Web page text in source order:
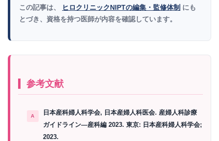
この記事は、 ヒロクリニックNIPTの編集・監修体制 にも
とづき、資格を持つ医師が内容を確認しています。
参考文献
日本産科婦人科学会, 日本産婦人科医会. 産婦人科診療
ガイドライン―産科編 2023. 東京: 日本産科婦人科学会;
2023.